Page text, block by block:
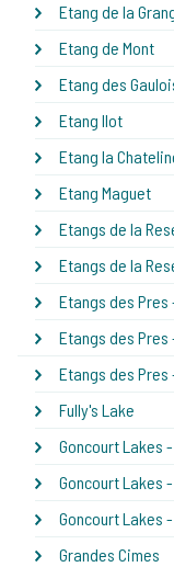
Etang de la
Etang de Mont
Etang des
Etang Ilot
Etang la
Etang Maguet
Etangs de la
Etangs de la
Etangs des Pres
Etangs des Pres
Etangs des
Fully's Lake
Goncourt Lakes
Goncourt Lakes
Goncourt Lakes
Grandes Cimes